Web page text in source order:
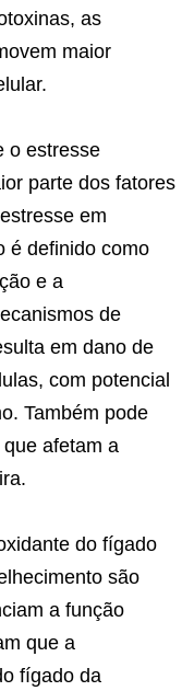
as
maior
o estresse
parte dos fatores
em
é definido como
e a
de
em dano de
com potencial
Também pode
afetam a
do fígado
são
a função
que a
fígado da